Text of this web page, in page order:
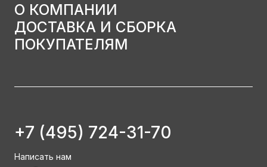
О КОМПАНИИ
ДОСТАВКА И СБОРКА
ПОКУПАТЕЛЯМ
+7 (495) 724-31-70
Написать нам